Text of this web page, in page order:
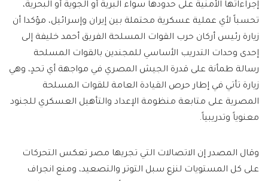
إجراءاتها الأمنية على حدودها سواء البرية أو الجوية أو البحرية،
تحسباً لأي عملية عسكرية محتملة بين إيران وإسرائيل، مؤكدا أن
زيارة رئيس أركان حرب القوات المسلحة الفريق أحمد خليفة إلى
إحدى وحدات التدريب الأساسي للمجندين بالقوات المسلحة
رسالة طمأنة على قدرة الجيش المصري في مواجهة أي تحدٍ، وهي
زيارة تأتي في إطار حرص القيادة العامة للقوات المسلحة
المصرية على متابعة منظومة الإعداد والتأهيل العسكري للجنود
معنوياً وتدريبياً.
وقال المصدر إن الاتصالات التي تجريها مصر تعكس التحركات
على كل المستويات لنزع سبل التوتر والتصعيد، ومنع انجراف